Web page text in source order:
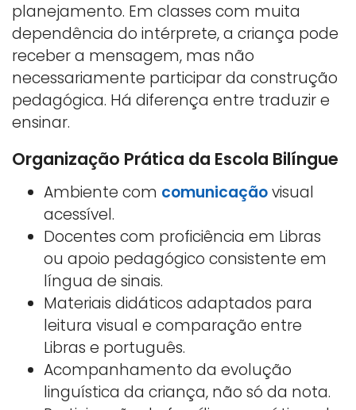
planejamento. Em classes com muita
dependência do intérprete, a criança pode
receber a mensagem, mas não
necessariamente participar da construção
pedagógica. Há diferença entre traduzir e
ensinar.
Organização Prática da Escola Bilíngue
Ambiente com comunicaçãovisual
acessível.
Docentes com proficiência em Libras
ou apoio pedagógico consistente em
língua de sinais.
Materiais didáticos adaptados para
leitura visual e comparação entre
Libras e português.
Acompanhamento da evolução
linguística da criança, não só da nota.